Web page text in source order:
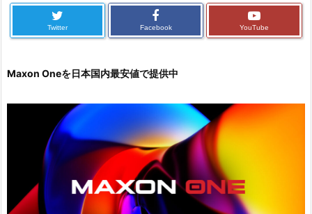
Twitter Facebook YouTube
Maxon Oneを日本国内最安値で提供中